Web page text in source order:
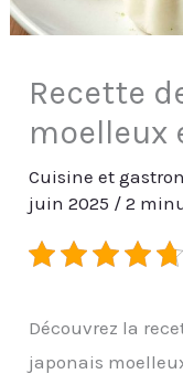
Recette
moelleux
Cuisine et
juin 2025 /2
Découvrez la
japonais